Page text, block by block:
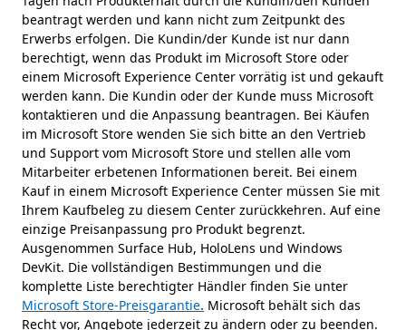
beantragt werden und kann nicht zum Zeitpunkt des
Erwerbs erfolgen. Die Kundin/der Kunde ist nur dann
berechtigt, wenn das Produkt im Microsoft Store oder
einem Microsoft Experience Center vorrätig ist und gekauft
werden kann. Die Kundin oder der Kunde muss Microsoft
kontaktieren und die Anpassung beantragen. Bei Käufen
im Microsoft Store wenden Sie sich bitte an den Vertrieb
und Support vom Microsoft Store und stellen alle vom
Mitarbeiter erbetenen Informationen bereit. Bei einem
Kauf in einem Microsoft Experience Center müssen Sie mit
Ihrem Kaufbeleg zu diesem Center zurückkehren. Auf eine
einzige Preisanpassung pro Produkt begrenzt.
Ausgenommen Surface Hub, HoloLens und Windows
DevKit. Die vollständigen Bestimmungen und die
komplette Liste berechtigter Händler finden Sie unter
Microsoft Store-Preisgarantie. Microsoft behält sich das
Recht vor, Angebote jederzeit zu ändern oder zu beenden.